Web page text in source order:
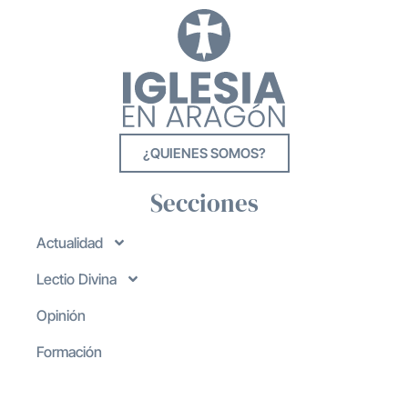
¿QUIENES SOMOS?
Secciones
Actualidad
Lectio Divina
Opinión
Formación